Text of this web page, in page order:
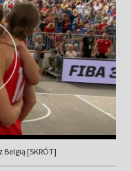
Belgią [SKRÓT]